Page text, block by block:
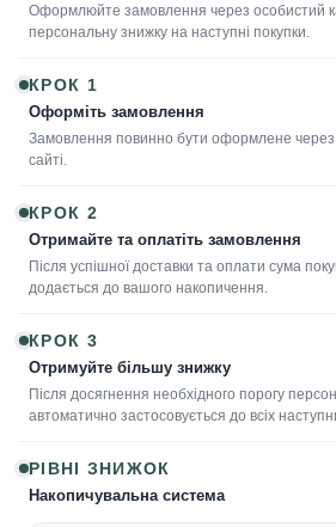
Оформлюйте замовлення через особистий
персональну знижку на наступні покупки.
КРОК 1
Оформіть замовлення
Замовлення повинно бути оформлене через
сайті.
КРОК 2
Отримайте та оплатіть замовлення
Після успішної доставки та оплати сума
додається до вашого накопичення.
КРОК 3
Отримуйте більшу знижку
Після досягнення необхідного порогу
автоматично застосовується до всіх
РІВНІ ЗНИЖОК
Накопичувальна система